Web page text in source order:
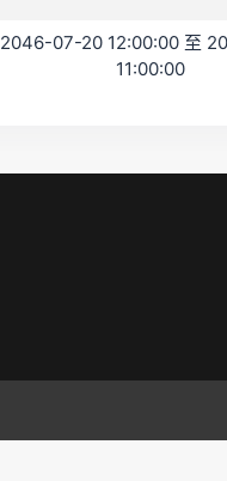
2046-07-20 12:00:00 至
11:00:00